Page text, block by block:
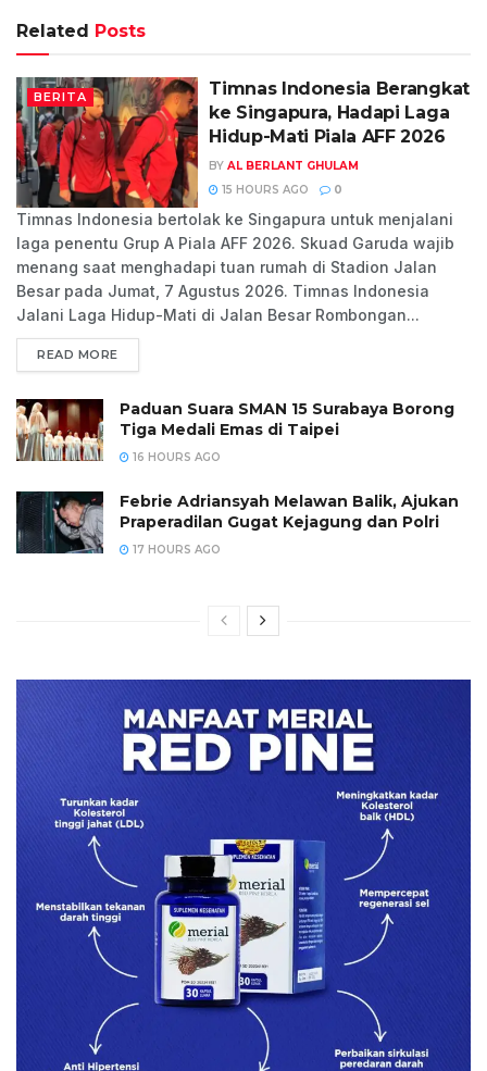
Related Posts
BERITA
Timnas Indonesia Berangkat
ke Singapura, Hadapi Laga
Hidup-Mati Piala AFF 2026
BY AL BERLANT GHULAM
15 HOURS AGO
0
Timnas Indonesia bertolak ke Singapura untuk menjalani
laga penentu Grup A Piala AFF 2026. Skuad Garuda wajib
menang saat menghadapi tuan rumah di Stadion Jalan
Besar pada Jumat, 7 Agustus 2026. Timnas Indonesia
Jalani Laga Hidup-Mati di Jalan Besar Rombongan...
READ MORE
Paduan Suara SMAN 15 Surabaya Borong
Tiga Medali Emas di Taipei
16 HOURS AGO
Febrie Adriansyah Melawan Balik, Ajukan
Praperadilan Gugat Kejagung dan Polri
17 HOURS AGO